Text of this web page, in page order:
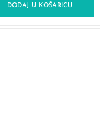
DODAJ U KOŠARICU